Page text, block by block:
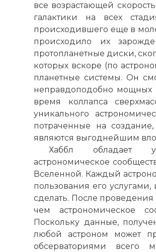
все возрастающей
галактики на всех
происходившего еще в
происходило их
протопланетные диски,
которых вскоре (по
планетные системы. Он
неправдоподобно мощных
время коллапса
уникального
потраченные на
являются выгоднейшим
Хаббл обладает
астрономическое
Вселенной. Каждый
пользования его
сделать. После
чем астрономическое
Поскольку данные,
любой астроном может
обсерваториями всего